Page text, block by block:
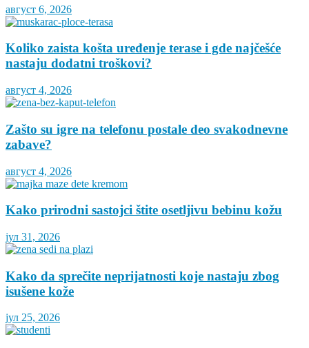
август 6, 2026
Koliko zaista košta uređenje terase i gde najčešće
nastaju dodatni troškovi?
август 4, 2026
Zašto su igre na telefonu postale deo svakodnevne
zabave?
август 4, 2026
Kako prirodni sastojci štite osetljivu bebinu kožu
јул 31, 2026
Kako da sprečite neprijatnosti koje nastaju zbog
isušene kože
јул 25, 2026